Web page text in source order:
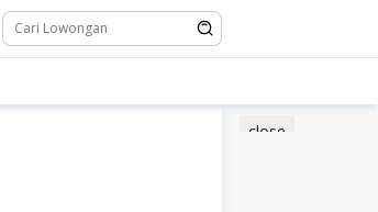
close